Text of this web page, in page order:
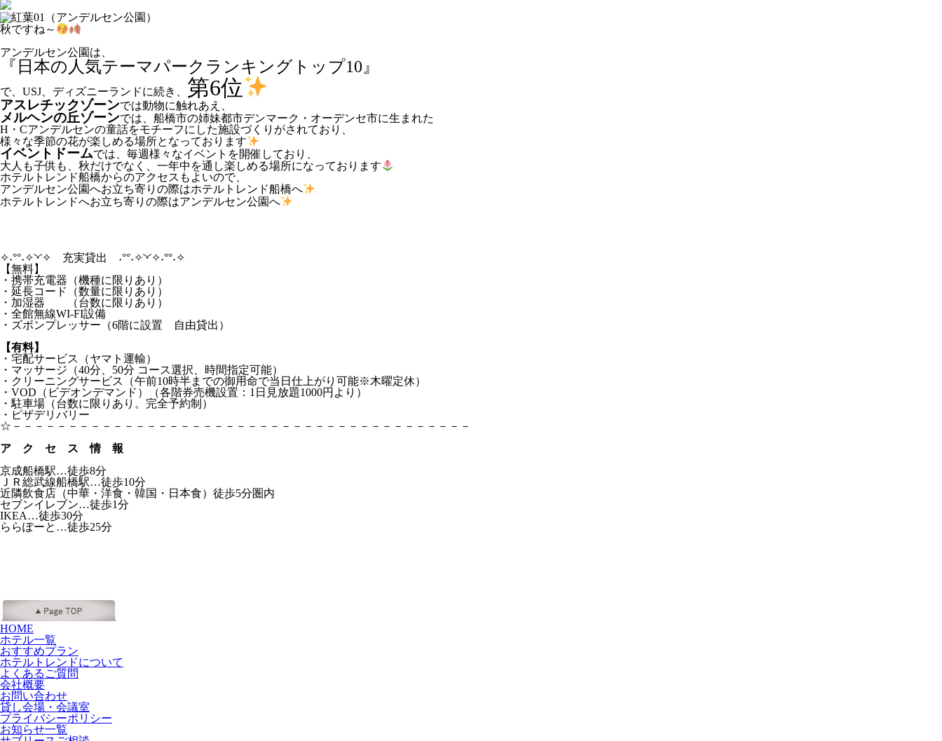
秋ですね～
アンデルセン公園は、
『日本の人気テーマパークランキングトップ10』
で、USJ、ディズニーランドに続き、 第6位
アスレチックゾーンでは動物に触れあえ、
メルヘンの丘ゾーンでは、船橋市の姉妹都市デンマーク・オーデンセ市に生まれた
H・Cアンデルセンの童話をモチーフにした施設づくりがされており、
様々な季節の花が楽しめる場所となっております
イベントドームでは、毎週様々なイベントを開催しており、
大人も子供も、秋だけでなく、一年中を通し楽しめる場所になっております
ホテルトレンド船橋からのアクセスもよいので、
アンデルセン公園へお立ち寄りの際はホテルトレンド船橋へ
ホテルトレンドへお立ち寄りの際はアンデルセン公園へ
✧˖°°˖✧◝◜✧ 充実貸出 ˖°°˖✧◝◜✧˖°°˖✧
【無料】
・携帯充電器（機種に限りあり）
・延長コード（数量に限りあり）
・加湿器 （台数に限りあり）
・全館無線WI-FI設備
・ズボンプレッサー（6階に設置 自由貸出）
【有料】
・宅配サービス（ヤマト運輸）
・マッサージ（40分、50分 コース選択、時間指定可能）
・クリーニングサービス（午前10時半までの御用命で当日仕上がり可能※木曜定休）
・VOD（ビデオンデマンド）（各階券売機設置：1日見放題1000円より）
・駐車場（台数に限りあり。完全予約制）
・ピザデリバリー
☆－－－－－－－－－－－－－－－－－－－－－－－－－－－－－－－－－－－－－－－－－
ア ク セ ス 情 報
京成船橋駅…徒歩8分
ＪＲ総武線船橋駅…徒歩10分
近隣飲食店（中華・洋食・韓国・日本食）徒歩5分圏内
セブンイレブン…徒歩1分
IKEA…徒歩30分
ららぽーと…徒歩25分
HOME
ホテル一覧
おすすめプラン
ホテルトレンドについて
よくあるご質問
会社概要
お問い合わせ
貸し会場・会議室
プライバシーポリシー
お知らせ一覧